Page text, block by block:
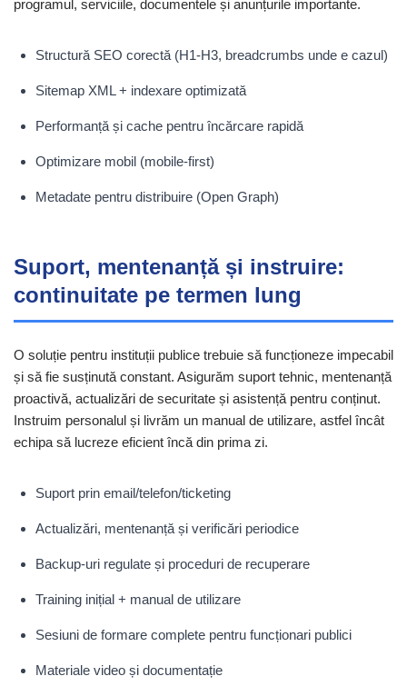
programul, serviciile, documentele și anunțurile importante.
Structură SEO corectă (H1-H3, breadcrumbs unde e cazul)
Sitemap XML + indexare optimizată
Performanță și cache pentru încărcare rapidă
Optimizare mobil (mobile-first)
Metadate pentru distribuire (Open Graph)
Suport, mentenanță și instruire:
continuitate pe termen lung
O soluție pentru instituții publice trebuie să funcționeze impecabil
și să fie susținută constant. Asigurăm suport tehnic, mentenanță
proactivă, actualizări de securitate și asistență pentru conținut.
Instruim personalul și livrăm un manual de utilizare, astfel încât
echipa să lucreze eficient încă din prima zi.
Suport prin email/telefon/ticketing
Actualizări, mentenanță și verificări periodice
Backup-uri regulate și proceduri de recuperare
Training inițial + manual de utilizare
Sesiuni de formare complete pentru funcționari publici
Materiale video și documentație